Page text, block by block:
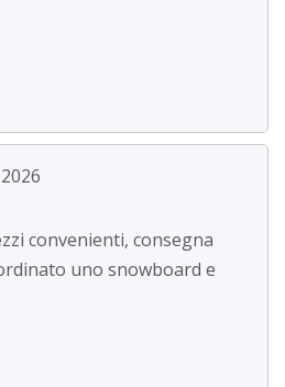
convenienti, consegna
uno snowboard e